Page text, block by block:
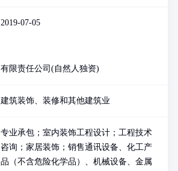
2019-07-05
有限责任公司(自然人独资)
建筑装饰、装修和其他建筑业
专业承包；室内装饰工程设计；工程技术
咨询；家居装饰；销售通讯设备、化工产
品（不含危险化学品）、机械设备、金属